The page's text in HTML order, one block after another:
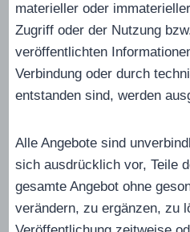
materieller oder
Zugriff oder der Nutzung
veröffentlichten
Verbindung oder durch
entstanden sind, werden
Alle Angebote sind
sich ausdrücklich vor, Teile
gesamte Angebot ohne
verändern, zu ergänzen, zu